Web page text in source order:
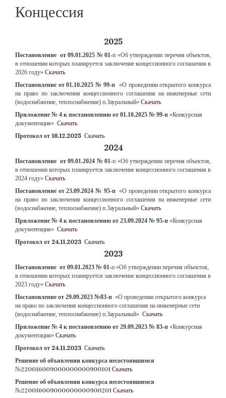
Концессия
2025
Постановление от 09.01.2025 № 01-п «Об утверждении перечня объектов,
в отношении которых планируется заключение концессионного соглашения в
2026 году» Скачать
Постановление от 01.10.2025 № 99-п «О проведении открытого конкурса
на право по заключения концессионного соглашения на инженерные сети
(водоснабжение, теплоснабжение) п.Зауральный» Скачать
Приложение № 4 к постановлению от 01.10.2025 № 99-п «Конкурсная
документация» Скачать
Протокол от 16.12.2025 Скачать
2024
Постановление от 09.01.2024 № 01-п «Об утверждении перечня объектов,
в отношении которых планируется заключение концессионного соглашения в
2024 году» Cкачать
Постановление от 23.09.2024№ 95-п «О проведении открытого конкурса
на право по заключения концессионного соглашения на инженерные сети
(водоснабжение, теплоснабжение) п.Зауральный» Скачать
Приложение № 4 к постановлению от 23.09.2024 № 95-п «Конкурсная
документация» Скачать
Протокол от 24.11.2023 Скачать
2023
Постановление от 09.01.2023 № 01-п «Об утверждении перечня объектов,
в отношении которых планируется заключение концессионного соглашения в
2023 году» Скачать
Постановление от 29.09.2023 №83-п «О проведении открытого конкурса
на право по заключения концессионного соглашения на инженерные сети
(водоснабжение, теплоснабжение) п.Зауральный» Скачать
Приложение № 4 к постановлению от 29.09.2023 № 83-п «Конкурсная
документация» Скачать
Протокол от 24.11.2023 Скачать
Решение об объявлении конкурса несостоявшимся
№220016009000000000900101 Скачать
Решение об объявлении конкурса несостоявшимся
№220016009000000000900201 Скачать